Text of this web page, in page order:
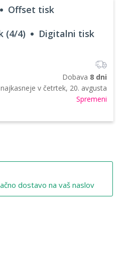
Offset tisk
(4/4) Digitalni tisk
Dobava 8 dni
najkasneje v četrtek, 20. avgusta
Spremeni
dostavo na vaš naslov